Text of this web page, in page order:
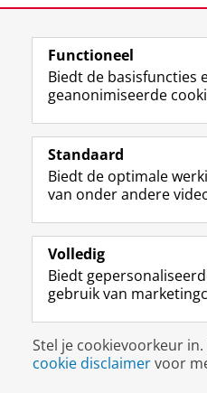
Volg de RUG
Studiekiezers
Alumni
Over ons
Disclaimer &
Functioneel
Biedt de basisfuncties
geanonimiseerde
Standaard
Biedt de optimale
van onder andere
Volledig
Biedt
gebruik van
Stel je cookievoorkeur in.
cookie disclaimervoor